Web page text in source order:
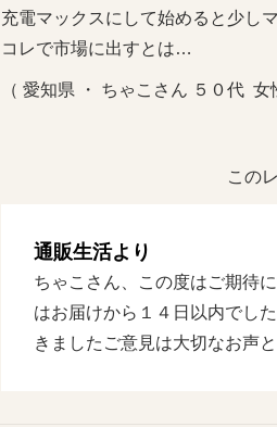
充電マックスにして始めると少し
コレで市場に出すとは…
（ 愛知県 ・ ちゃこさん ５０代
この
通販生活より
ちゃこさん、この度はご期待
はお届けから１４日以内でし
きましたご意見は大切なお声